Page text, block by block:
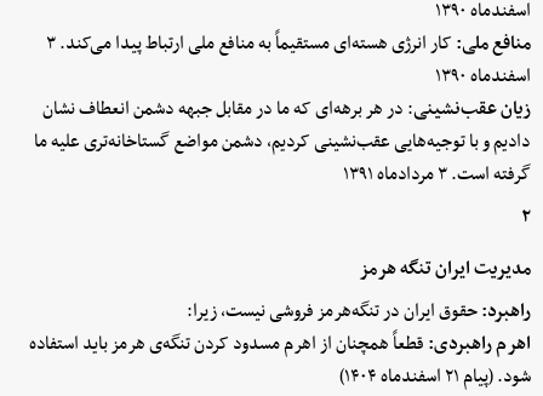
اسفندماه ۱۳۹۰
منافع ملی:
کار انرژی هسته‌ای مستقیماً به منافع ملی ارتباط پیدا می‌کند. ۳
اسفندماه ۱۳۹۰
زیان عقب‌نشینی: در هر برهه‌ای که ما در مقابل جبهه‌ دشمن انعطاف نشان
دادیم و با توجیه‌هایی عقب‌نشینی کردیم، دشمن مواضع گستاخانه‌تری علیه ما
گرفته است. ۳ مردادماه ۱۳۹۱
۲
مدیریت ایران تنگه هرمز
راهبرد:حقوق ایران در تنگه‌هرمز فروشی نیست، زیرا:
اهرم راهبردی:قطعاً همچنان از اهرم مسدود کردن تنگه‌ی هرمز باید استفاده
شود. (پیام ۲۱ اسفندماه ۱۴۰۴)